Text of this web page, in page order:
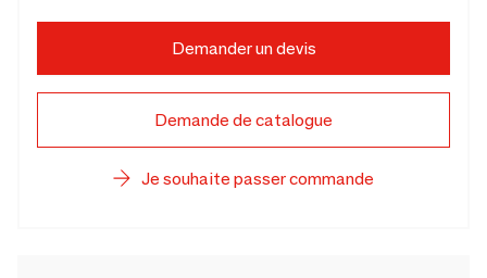
Demander un devis
Demande de catalogue
Je souhaite passer commande